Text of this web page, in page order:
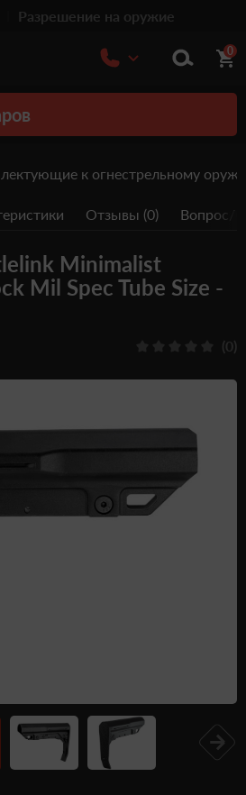
Разрешение на оружие
0
к огнестрельному
Отзывы (0) Вопрос/
Minimalist
Mil Spec Tube Size -
(0)